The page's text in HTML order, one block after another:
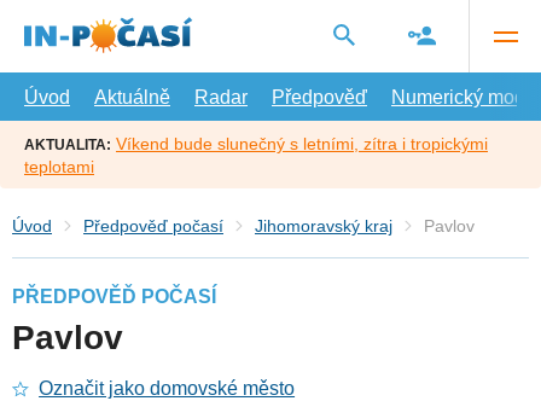
hlavní
Úvod
Aktuálně Radar Předpověď Numerický model
AKTUALITA: Víkend bude slunečný s letními, zítra i tropickými
teplotami
Úvod Předpověď počasí Jihomoravský kraj Pavlov
PŘEDPOVĚĎ POČASÍ
Pavlov
Označit jako domovské město